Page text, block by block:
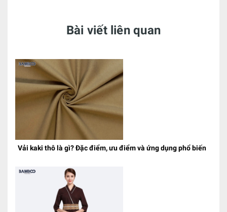
Bài viết liên quan
Vải kaki thô là gì? Đặc điểm, ưu điểm và ứng dụng phổ biến